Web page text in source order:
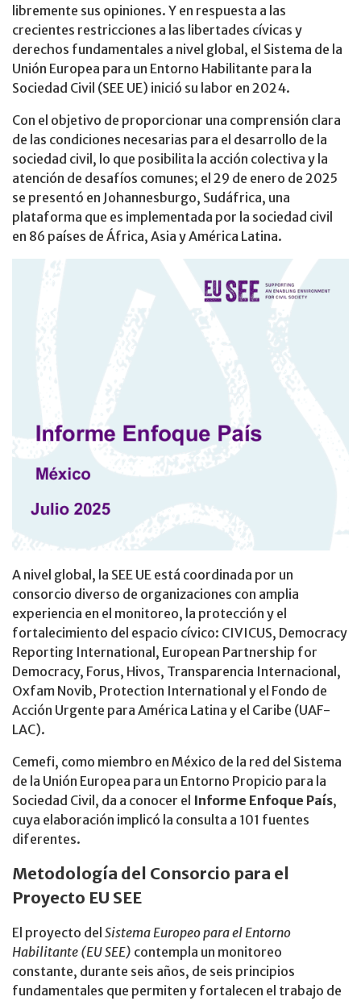
libremente sus opiniones. Y en respuesta a las
crecientes restricciones a las libertades cívicas y
derechos fundamentales a nivel global, el Sistema de la
Unión Europea para un Entorno Habilitante para la
Sociedad Civil (SEE UE) inició su labor en 2024.
Con el objetivo de proporcionar una comprensión clara
de las condiciones necesarias para el desarrollo de la
sociedad civil, lo que posibilita la acción colectiva y la
atención de desafíos comunes; el 29 de enero de 2025
se presentó en Johannesburgo, Sudáfrica, una
plataforma que es implementada por la sociedad civil
en 86 países de África, Asia y América Latina.
A nivel global, la SEE UE está coordinada por un
consorcio diverso de organizaciones con amplia
experiencia en el monitoreo, la protección y el
fortalecimiento del espacio cívico: CIVICUS, Democracy
Reporting International, European Partnership for
Democracy, Forus, Hivos, Transparencia Internacional,
Oxfam Novib, Protection International y el Fondo de
Acción Urgente para América Latina y el Caribe (UAF-
LAC).
Cemefi, como miembro en México de la red del Sistema
de la Unión Europea para un Entorno Propicio para la
Sociedad Civil, da a conocer el Informe Enfoque País,
cuya elaboración implicó la consulta a 101 fuentes
diferentes.
Metodología del Consorcio para el
Proyecto EU SEE
El proyecto del Sistema Europeo para el Entorno
Habilitante (EU SEE) contempla un monitoreo
constante, durante seis años, de seis principios
fundamentales que permiten y fortalecen el trabajo de